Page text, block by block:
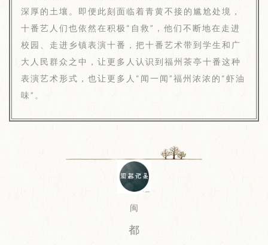
深厚的土壤。即便此刻面临着青黄不接的尴尬处境，
十番艺人们也依然在积极“自救”，他们不断地在走进
校园、走进乡镇表演十番，把十番艺术带到学生和广
大人民群众之中，让更多人认识到福州茶亭十番这种
表演艺术形式，也让更多人“闻一闻”福州浓浓的“虾油
味”。
闽
都